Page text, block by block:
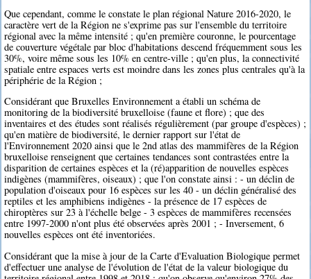
Que cependant, comme le constate le plan régional Nature 2016-2020, le
caractère vert de la Région ne s'exprime pas sur l'ensemble du territoire
régional avec la même intensité ; qu'en première couronne, le pourcentage
de couverture végétale par bloc d'habitations descend fréquemment sous les
30%, voire même sous les 10% en centre-ville ; qu'en plus, la connectivité
spatiale entre espaces verts est moindre dans les zones plus centrales qu'à la
périphérie de la Région ;
Considérant que Bruxelles Environnement a établi un schéma de
monitoring de la biodiversité bruxelloise (faune et flore) ; que des
inventaires et des études sont réalisés régulièrement (par groupe d'espèces) ;
qu'en matière de biodiversité, le dernier rapport sur l'état de
l'Environnement 2020 ainsi que le 2nd atlas des mammifères de la Région
bruxelloise renseignent que certaines tendances sont contrastées entre la
disparition de certaines espèces et la (ré)apparition de nouvelles espèces
indigènes (mammifères, oiseaux) ; que l'on constate ainsi : - un déclin de
population d'oiseaux pour 16 espèces sur les 40 - un déclin généralisé des
reptiles et les amphibiens indigènes - la présence de 17 espèces de
chiroptères sur 23 à l'échelle belge - 3 espèces de mammifères recensées
entre 1997-2000 n'ont plus été observées après 2001 ; - Inversement, 6
nouvelles espèces ont été inventoriées.
Considérant que la mise à jour de la Carte d'Evaluation Biologique permet
d'effectuer une analyse de l'évolution de l'état de la valeur biologique du